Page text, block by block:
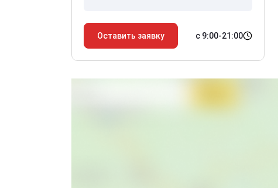
Оставить заявку с 9:00-21:00